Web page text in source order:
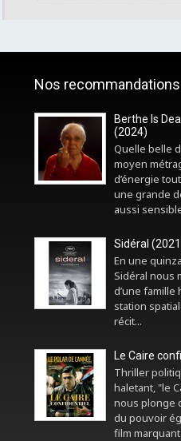
Nos recommandations
Berthe Is
(2024)
Quelle belle
moyen
d’énergie
une grande
aussi
Sidéral
En une
Sidéral nous
d’une famille
station
récit...
Le Caire
Thriller
haletant, "le
nous plonge
du pouvoir
film marquant